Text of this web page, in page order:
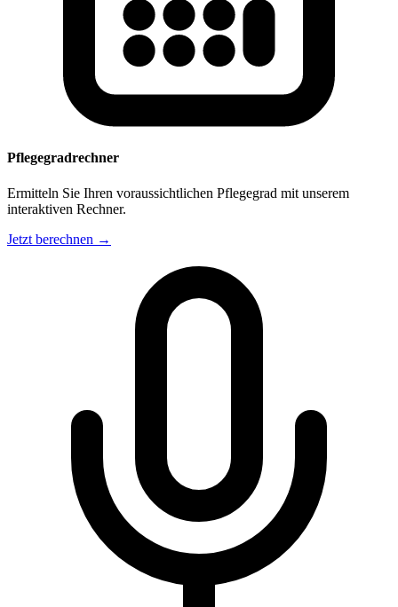
Pflegegradrechner
Ermitteln Sie Ihren voraussichtlichen Pflegegrad mit unserem
interaktiven Rechner.
Jetzt berechnen →